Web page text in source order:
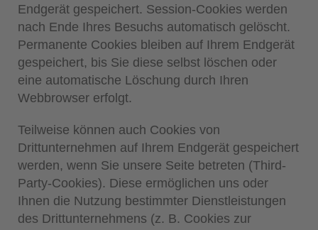
Endgerät gespeichert. Session-Cookies werden
nach Ende Ihres Besuchs automatisch gelöscht.
Permanente Cookies bleiben auf Ihrem Endgerät
gespeichert, bis Sie diese selbst löschen oder
eine automatische Löschung durch Ihren
Webbrowser erfolgt.
Teilweise können auch Cookies von
Drittunternehmen auf Ihrem Endgerät gespeichert
werden, wenn Sie unsere Seite betreten (Third-
Party-Cookies). Diese ermöglichen uns oder
Ihnen die Nutzung bestimmter Dienstleistungen
des Drittunternehmens (z. B. Cookies zur